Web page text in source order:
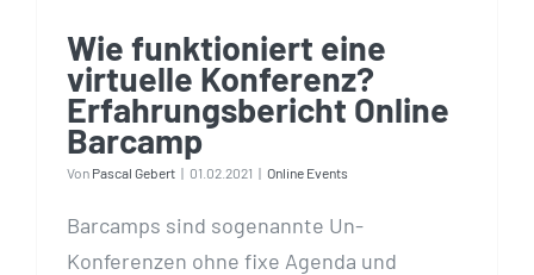
Wie funktioniert eine
virtuelle Konferenz?
Erfahrungsbericht Online
Barcamp
Von Pascal Gebert | 01.02.2021 | Online Events
Barcamps sind sogenannte Un-
Konferenzen ohne fixe Agenda und